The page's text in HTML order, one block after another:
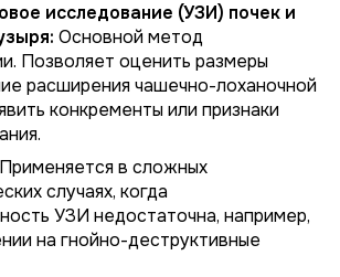
исследование (УЗИ) почек и
Основной метод
Позволяет оценить размеры
расширения чашечно-лоханочной
конкременты или признаки
Применяется в сложных
случаях, когда
УЗИ недостаточна, например,
на гнойно-деструктивные